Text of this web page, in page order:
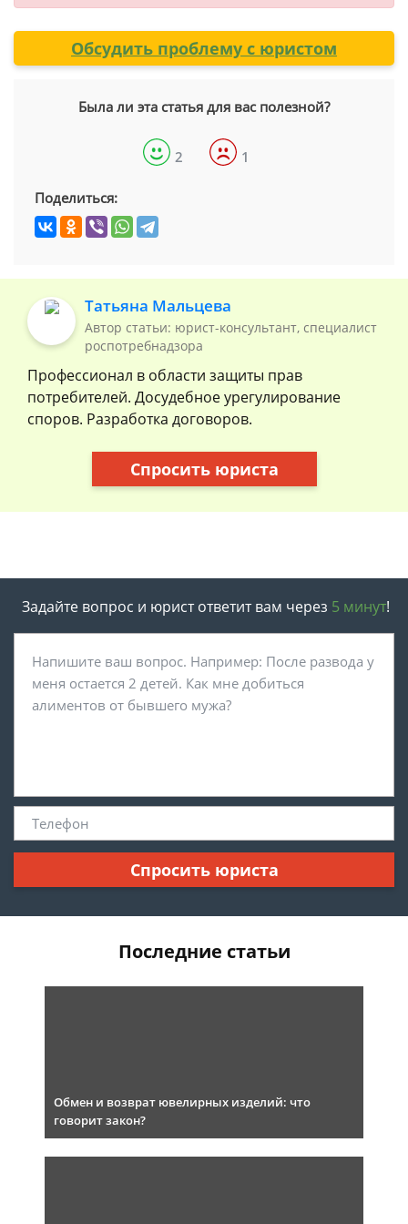
Обсудить проблему с юристом
Была ли эта статья для вас полезной?
2 1
Поделиться:
Татьяна Мальцева
Автор статьи: юрист-консультант, специалист
роспотребнадзора
Профессионал в области защиты прав
потребителей. Досудебное урегулирование
споров. Разработка договоров.
Спросить юриста
Задайте вопрос и юрист ответит вам через 5 минут!
Спросить юриста
Последние статьи
Обмен и возврат ювелирных изделий: что
говорит закон?